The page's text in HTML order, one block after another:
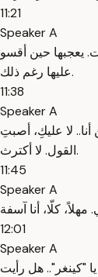
11:21
Speaker A
يعجبها حين أقسو
عليها رغم ذلك.
11:38
Speaker A
لا عليكِ، أصبتِ
القول. لا أكترث.
11:45
Speaker A
12:01
Speaker A
"كينغر".. هل رأيت